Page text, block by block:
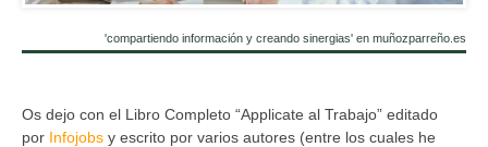
'compartiendo información y creando sinergias' en muñozparreño.es
Os dejo con el Libro Completo “Applicate al Trabajo” editado
por Infojobs y escrito por varios autores (entre los cuales he